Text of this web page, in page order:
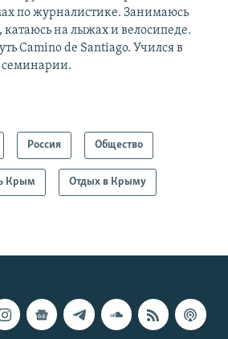
по журналистике. Занимаюсь
катаюсь на лыжах и велосипеде.
Camino de Santiago. Учился в
семинарии.
Россия Общество
Крым Отдых в Крыму